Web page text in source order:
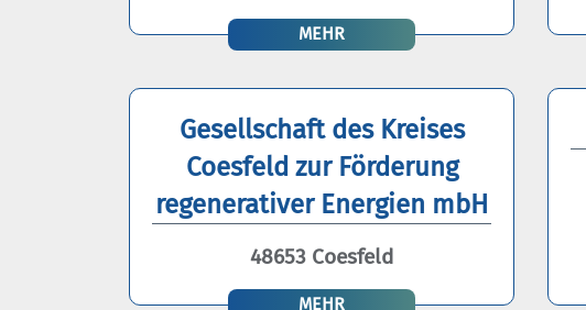
MEHR
Gesellschaft des Kreises
Coesfeld zur Förderung
regenerativer Energien mbH
48653 Coesfeld
MEHR